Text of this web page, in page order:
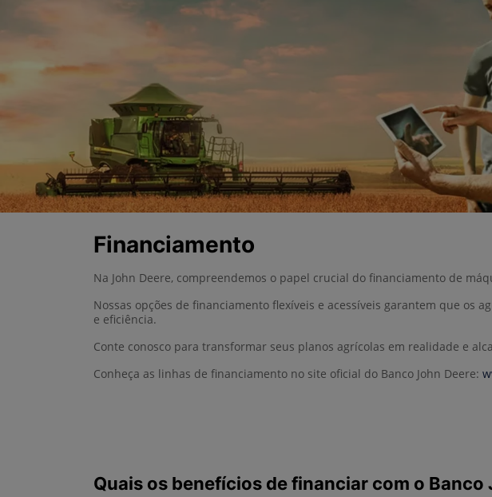
Financiamento
Na John Deere, compreendemos o papel crucial do financiamento de
Nossas opções de financiamento flexíveis e acessíveis garantem que
e eficiência.
Conte conosco para transformar seus planos agrícolas em realidade e
Conheça as linhas de financiamento no site oficial do Banco John Deere:
Quais os benefícios de financiar com o Banco